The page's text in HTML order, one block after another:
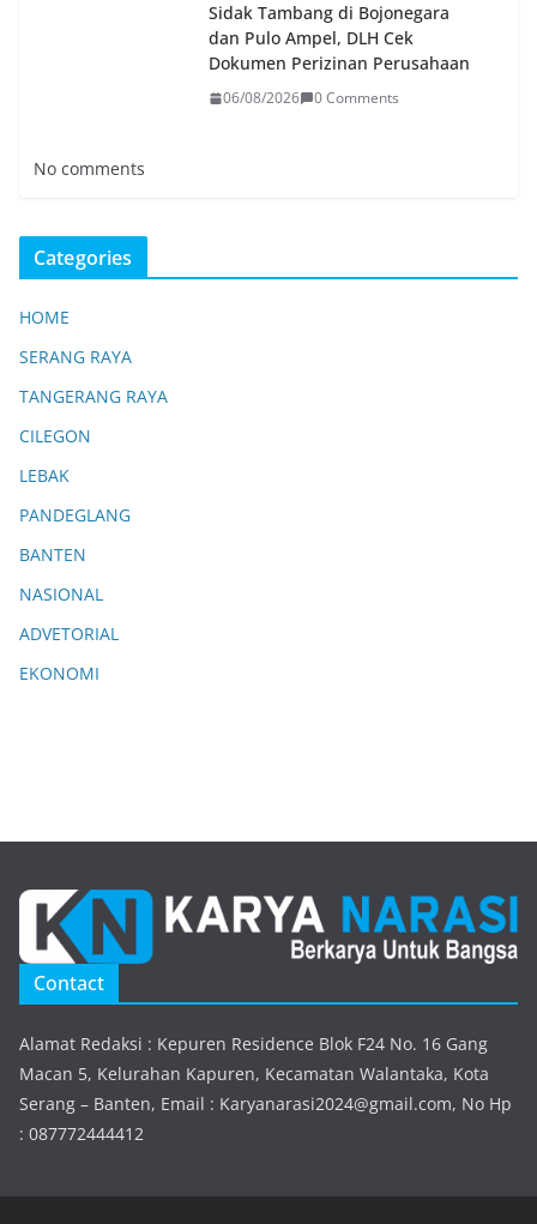
Sidak Tambang di Bojonegara
dan Pulo Ampel, DLH Cek
Dokumen Perizinan Perusahaan
06/08/2026 0 Comments
No comments
Categories
HOME
SERANG RAYA
TANGERANG RAYA
CILEGON
LEBAK
PANDEGLANG
BANTEN
NASIONAL
ADVETORIAL
EKONOMI
Contact
Alamat Redaksi : Kepuren Residence Blok F24 No. 16 Gang
Macan 5, Kelurahan Kapuren, Kecamatan Walantaka, Kota
Serang – Banten, Email : Karyanarasi2024@gmail.com, No Hp
: 087772444412